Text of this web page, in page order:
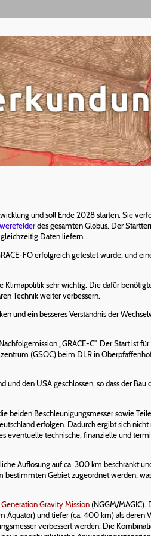
und soll Ende 2028 starten. Sie
des gesamten Globus. Der
Daten liefern.
FO erfolgreich getestet wurde, und
Klimapolitik sehr wichtig. Die dafür
Technik weiter verbessern.
und ein besseres Verständnis der
„GRACE-C". Der Start ist
(GSOC) beim DLR in
den USA geschlossen, so dass der Bau
beiden Beschleunigungsmesser sowie
erfolgen. Dadurch ergibt sich
eventuelle technische, finanzielle und
Auflösung auf ca. 300 km beschränkt
Gebiet zugeordnet werden,
Gravity Mission (NGGM/MAGIC).
und tiefer (ca. 400 km) als deren
verbessert werden. Die